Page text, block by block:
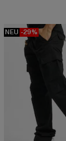
NEU -29%